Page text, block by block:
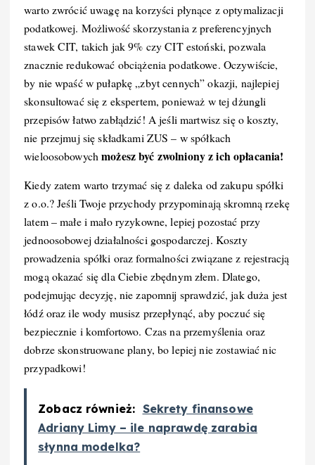
warto zwrócić uwagę na korzyści płynące z optymalizacji
podatkowej. Możliwość skorzystania z preferencyjnych
stawek CIT, takich jak 9% czy CIT estoński, pozwala
znacznie redukować obciążenia podatkowe. Oczywiście,
by nie wpaść w pułapkę „zbyt cennych” okazji, najlepiej
skonsultować się z ekspertem, ponieważ w tej dżungli
przepisów łatwo zabłądzić! A jeśli martwisz się o koszty,
nie przejmuj się składkami ZUS – w spółkach
wieloosobowychmożesz być zwolniony z ich opłacania!
Kiedy zatem warto trzymać się z daleka od zakupu spółki
z o.o.? Jeśli Twoje przychody przypominają skromną rzekę
latem – małe i mało ryzykowne, lepiej pozostać przy
jednoosobowej działalności gospodarczej. Koszty
prowadzenia spółki oraz formalności związane z rejestracją
mogą okazać się dla Ciebie zbędnym złem. Dlatego,
podejmując decyzję, nie zapomnij sprawdzić, jak duża jest
łódź oraz ile wody musisz przepłynąć, aby poczuć się
bezpiecznie i komfortowo. Czas na przemyślenia oraz
dobrze skonstruowane plany, bo lepiej nie zostawiać nic
przypadkowi!
Zobacz również: Sekrety finansowe
Adriany Limy – ile naprawdę zarabia
słynna modelka?